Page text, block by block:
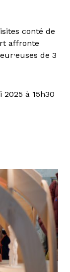
conté de
affronte
de 3
à 15h30